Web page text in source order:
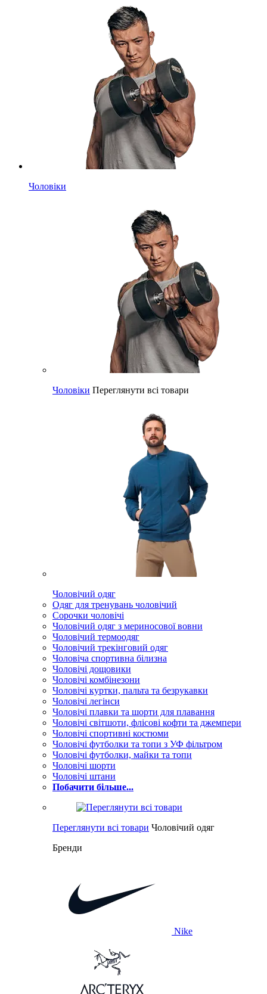
Чоловіки
Чоловіки Переглянути всі товари
Чоловічий одяг
Одяг для тренувань чоловічий
Сорочки чоловічі
Чоловічий одяг з мериносової вовни
Чоловічий термоодяг
Чоловічий трекінговий одяг
Чоловіча спортивна білизна
Чоловічі дощовики
Чоловічі комбінезони
Чоловічі куртки, пальта та безрукавки
Чоловічі легінси
Чоловічі плавки та шорти для плавання
Чоловічі світшоти, флісові кофти та джемпери
Чоловічі спортивні костюми
Чоловічі футболки та топи з УФ фільтром
Чоловічі футболки, майки та топи
Чоловічі шорти
Чоловічі штани
Побачити більше...
Переглянути всі товари Чоловічий одяг
Бренди
Nike